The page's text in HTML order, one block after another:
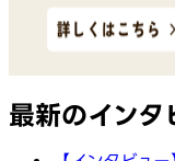
最新のインタ